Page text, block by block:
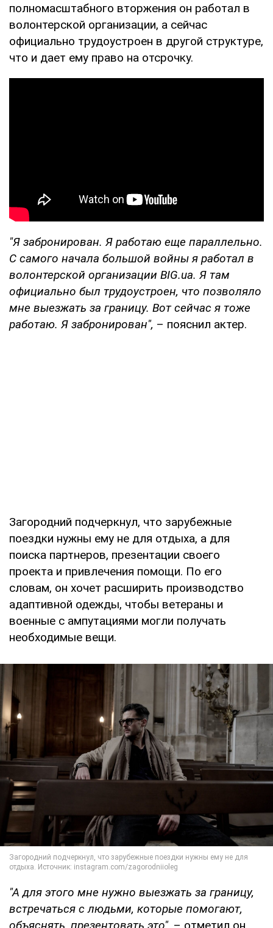
полномасштабного вторжения он работал в
волонтерской организации, а сейчас
официально трудоустроен в другой структуре,
что и дает ему право на отсрочку.
"Я забронирован. Я работаю еще параллельно.
С самого начала большой войны я работал в
волонтерской организации BIG.ua. Я там
официально был трудоустроен, что позволяло
мне выезжать за границу. Вот сейчас я тоже
работаю. Я забронирован", – пояснил актер.
Загородний подчеркнул, что зарубежные
поездки нужны ему не для отдыха, а для
поиска партнеров, презентации своего
проекта и привлечения помощи. По его
словам, он хочет расширить производство
адаптивной одежды, чтобы ветераны и
военные с ампутациями могли получать
необходимые вещи.
"А для этого мне нужно выезжать за границу,
встречаться с людьми, которые помогают,